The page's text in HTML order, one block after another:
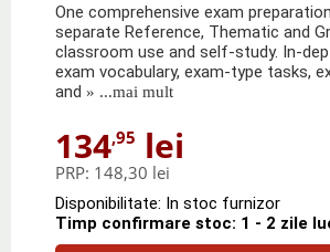
One comprehensive exam
separate Reference, Thematic and
classroom use and self-study. In-
exam vocabulary, exam-type tasks,
and » ...mai mult
134,95 lei
PRP: 148,30 lei
Disponibilitate: In stoc furnizor
Timp confirmare stoc: 1 - 2 zile